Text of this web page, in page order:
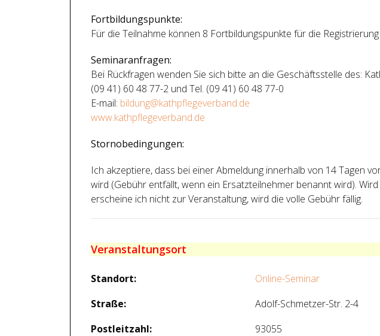
Fortbildungspunkte:
Für die Teilnahme können 8 Fortbildungspunkte für die
Seminaranfragen:
Bei Rückfragen wenden Sie sich bitte an die Geschäftsstelle des:
(09 41) 60 48 77-2 und Tel. (09 41) 60 48 77-0
E-mail: bildung@kathpflegeverband.de
www.kathpflegeverband.de
Stornobedingungen:
Ich akzeptiere, dass bei einer Abmeldung innerhalb von 14 Tagen
wird (Gebühr entfällt, wenn ein Ersatzteilnehmer benannt wird).
erscheine ich nicht zur Veranstaltung, wird die volle Gebühr fällig.
Veranstaltungsort
Standort:
Online-Seminar
Straße:
Adolf-Schmetzer-Str. 2-4
Postleitzahl:
93055